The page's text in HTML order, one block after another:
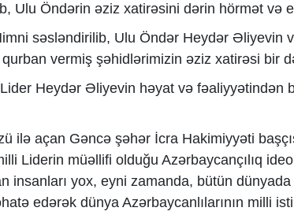
Ulu Öndərin əziz xatirəsini dərin hörmət və
səsləndirilib, Ulu Öndər Heydər Əliyevin və
qurban vermiş şəhidlərimizin əziz xatirəsi bir
Heydər Əliyevin həyat və fəaliyyətindən
ilə açan Gəncə şəhər İcra Hakimiyyəti
Liderin müəllifi olduğu Azərbaycançılıq
insanları yox, eyni zamanda, bütün
edərək dünya Azərbaycanlılarının milli